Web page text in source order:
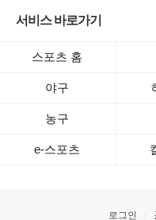
서비스 바로가기
스포츠 홈
야구
농구
e-스포츠
로그인